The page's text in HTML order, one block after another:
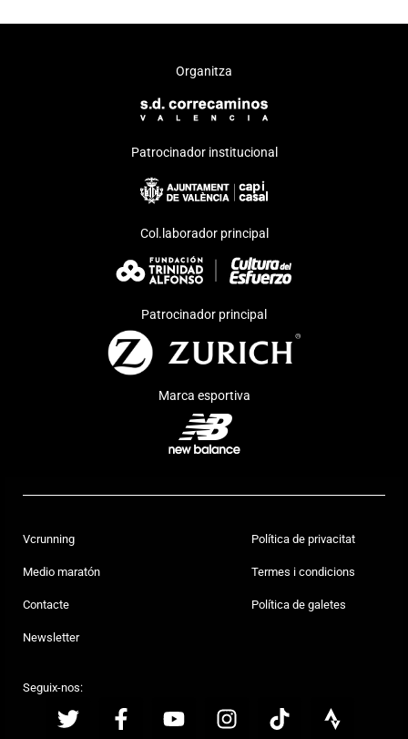
Organitza
Patrocinador institucional
Col.laborador principal
Patrocinador principal
Marca esportiva
Vcrunning
Medio maratón
Contacte
Newsletter
Política de privacitat
Termes i condicions
Política de galetes
Seguix-nos: